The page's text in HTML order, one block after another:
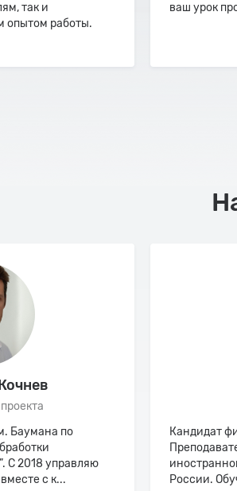
так и
опытом работы.
ваш урок
Баумана по
С 2018 управляю
с к...
Кандидат
России.